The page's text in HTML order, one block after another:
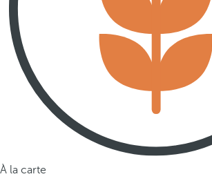
À la carte